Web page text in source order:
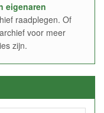
eigenaren
raadplegen. Of
voor meer
zijn.